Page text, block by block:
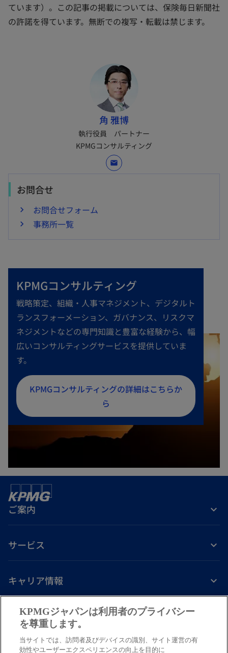
ています）。この記事の掲載については、保険毎日新聞社
の許諾を得ています。無断での複写・転載は禁じます。
角 雅博
執行役員 パートナー
KPMGコンサルティング
mail
お問合せ
お問合せフォーム
事務所一覧
KPMGコンサルティング
戦略策定、組織・人事マネジメント、デジタルト
ランスフォーメーション、ガバナンス、リスクマ
ネジメントなどの専門知識と豊富な経験から、幅
広いコンサルティングサービスを提供していま
す。
KPMGコンサルティングの詳細はこちらか
ら
新
し
い
開
ご案内
サービス
キャリア情報
し
い
タ
新
し
タ
し
タ
し
タ
し
タ
免責事項プライバシーポリシー
© 2026 KPMG AZSA LLC, a limited liability audit corporation
KPMGジャパンは利用者のプライバシー
を尊重します。
当サイトでは、訪問者及びデバイスの識別、サイト運営の有
効性やユーザーエクスペリエンスの向上を目的に